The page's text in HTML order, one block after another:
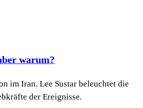
warum?
im Iran. Lee Sustar beleuchtet die
der Ereignisse.